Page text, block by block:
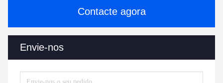
Contacte agora
Envie-nos